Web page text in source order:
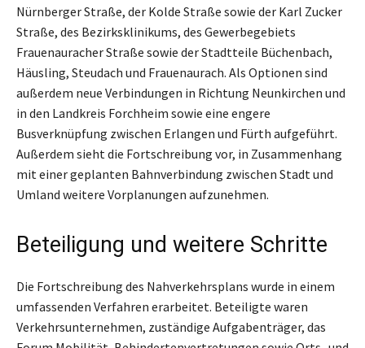
Nürnberger Straße, der Kolde Straße sowie der Karl Zucker
Straße, des Bezirksklinikums, des Gewerbegebiets
Frauenauracher Straße sowie der Stadtteile Büchenbach,
Häusling, Steudach und Frauenaurach. Als Optionen sind
außerdem neue Verbindungen in Richtung Neunkirchen und
in den Landkreis Forchheim sowie eine engere
Busverknüpfung zwischen Erlangen und Fürth aufgeführt.
Außerdem sieht die Fortschreibung vor, in Zusammenhang
mit einer geplanten Bahnverbindung zwischen Stadt und
Umland weitere Vorplanungen aufzunehmen.
Beteiligung und weitere Schritte
Die Fortschreibung des Nahverkehrsplans wurde in einem
umfassenden Verfahren erarbeitet. Beteiligte waren
Verkehrsunternehmen, zuständige Aufgabenträger, das